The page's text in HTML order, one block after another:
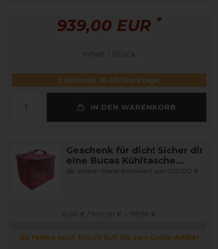
939,00 EUR *
Inhalt 1 Stück
Lieferzeit 16-25 Werktage
IN DEN WARENKORB
Geschenk für dich! Sicher dir
eine Bucas Kühltasche...
Ab einem Warenkorbwert von 100,00 €
0,00 € / 100,00 € – 199,99 €
Dir fehlen noch 100,00 EUR bis zum Gratis-Artikel